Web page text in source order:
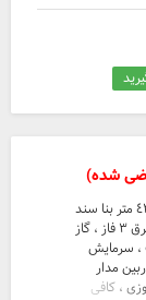
شده)
لاکچری ١٠٠٠ متر زمین دارای ٤٢٠ متر بنا سند
تک برگ ٦ دانگ با جواز ساخت آب ، برق ٣ فاز ، گاز
سرمایش
مدار
، کافی